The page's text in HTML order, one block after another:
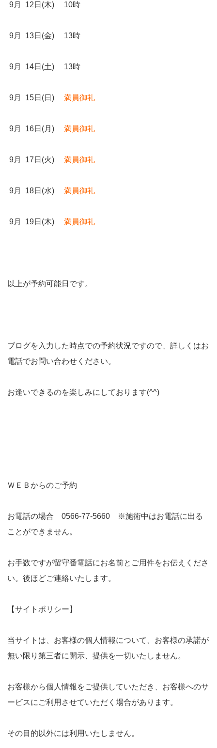
9月 12日(木) 10時
9月 13日(金) 13時
9月 14日(土) 13時
9月 15日(日) 満員御礼
9月 16日(月) 満員御礼
9月 17日(火) 満員御礼
9月 18日(水) 満員御礼
9月 19日(木) 満員御礼
以上が予約可能日です。
ブログを入力した時点での予約状況ですので、詳しくはお
電話でお問い合わせください。
お逢いできるのを楽しみにしております(^^)
ＷＥＢからのご予約
お電話の場合 0566-77-5660 ※施術中はお電話に出る
ことができません。
お手数ですが留守番電話にお名前とご用件をお伝えくださ
い。後ほどご連絡いたします。
【サイトポリシー】
当サイトは、お客様の個人情報について、お客様の承諾が
無い限り第三者に開示、提供を一切いたしません。
お客様から個人情報をご提供していただき、お客様へのサ
ービスにご利用させていただく場合があります。
その目的以外には利用いたしません。